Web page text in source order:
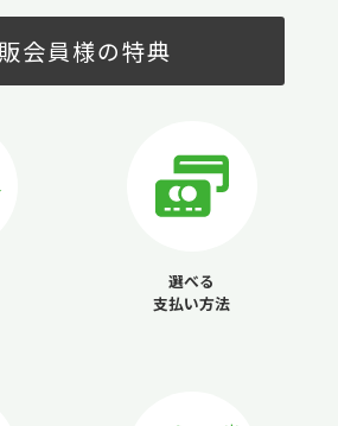
会員様の特典
選べる
支払い方法